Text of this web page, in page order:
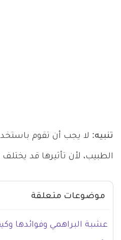
تنبيه: لا يجب أن تقوم
الطبيب، لأن تأثيرها قد
موضوعات متعلقة
عشبة البراهمي وفوائدها